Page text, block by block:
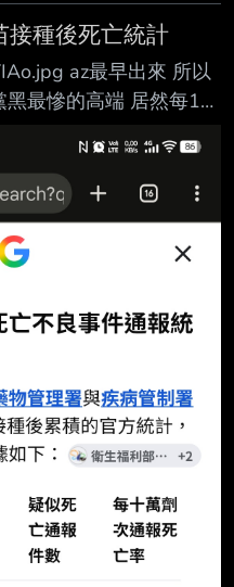
接種後死亡統計
az最早出來 所以
最慘的高端 居然每10
阿 回過頭來看 真的就
生技產業 阿不就好加
可以外銷 還被蔣萬安
果是蔣萬安決議的 再
好躺平好嗎 --